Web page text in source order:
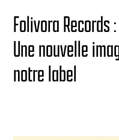
Folivora Records :
Une nouvelle
notre label